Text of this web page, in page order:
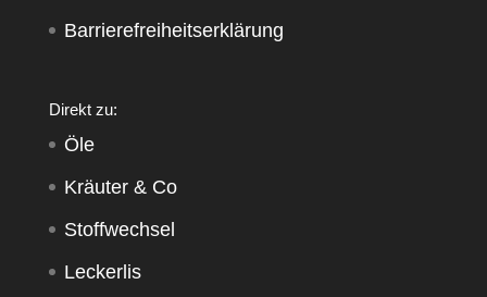
Barrierefreiheitserklärung
Direkt zu:
Öle
Kräuter & Co
Stoffwechsel
Leckerlis